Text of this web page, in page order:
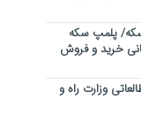
پلمپ سکه
خرید و فروش
وزارت راه و